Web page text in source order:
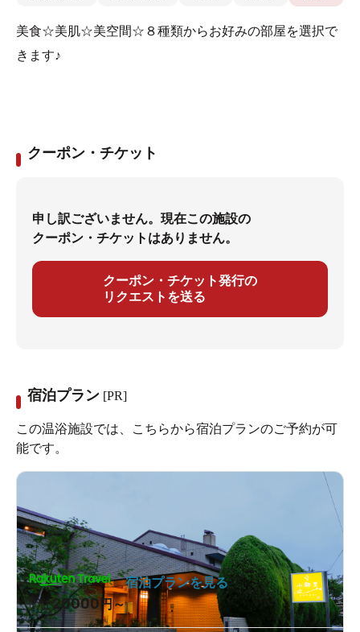
美食☆美肌☆美空間☆８種類からお好みの部屋を選択で
きます♪
クーポン・チケット
申し訳ございません。現在この施設の
クーポン・チケットはありません。
クーポン・チケット発行の
リクエストを送る
宿泊プラン [PR]
この温浴施設では、こちらから宿泊プランのご予約が可
能です。
1泊20000 円～
宿泊プランを見る